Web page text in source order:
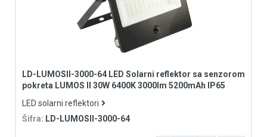
LD-LUMOSII-3000-64 LED Solarni reflektor sa senzorom
pokreta LUMOS II 30W 6400K 3000lm 5200mAh IP65
LED solarni reflektori
Šifra: LD-LUMOSII-3000-64